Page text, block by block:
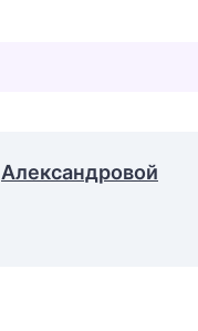
Александровой